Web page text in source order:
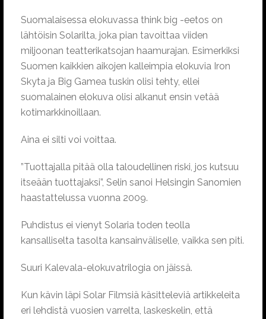
Suomalaisessa elokuvassa think big -eetos on
lähtöisin Solarilta, joka pian tavoittaa viiden
miljoonan teatterikatsojan haamurajan. Esimerkiksi
Suomen kaikkien aikojen kalleimpia elokuvia Iron
Skyta ja Big Gamea tuskin olisi tehty, ellei
suomalainen elokuva olisi alkanut ensin vetää
kotimarkkinoillaan.
Aina ei silti voi voittaa.
”Tuottajalla pitää olla taloudellinen riski, jos kutsuu
itseään tuottajaksi”, Selin sanoi Helsingin Sanomien
haastattelussa vuonna 2009.
Puhdistus ei vienyt Solaria toden teolla
kansalliselta tasolta kansainväliselle, vaikka sen piti.
Suuri Kalevala-elokuvatrilogia on jäissä.
Kun kävin läpi Solar Filmsiä käsitteleviä artikkeleita
eri lehdistä vuosien varrelta, laskeskelin, että